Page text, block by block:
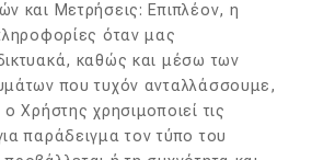
και Μετρήσεις: Επιπλέον, η
όταν μας
καθώς και μέσω των
που τυχόν ανταλλάσσουμε,
Χρήστης χρησιμοποιεί τις
παράδειγμα τον τύπο του